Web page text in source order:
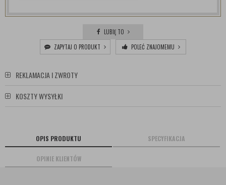
LUBIĘ TO
ZAPYTAJ O PRODUKT
POLEĆ ZNAJOMEMU
REKLAMACJA I ZWROTY
KOSZTY WYSYŁKI
OPIS PRODUKTU SPECYFIKACJA
OPINIE KLIENTÓW